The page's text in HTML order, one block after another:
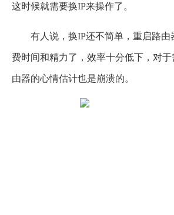
这时候就需要换IP来操作了。
有人说，换IP还不简单，重启路
费时间和精力了，效率十分低下，对
由器的心情估计也是崩溃的。